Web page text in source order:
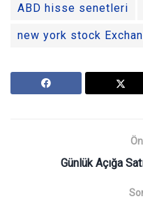
ABD hisse senetleri
new york stock
Günlük Açığa